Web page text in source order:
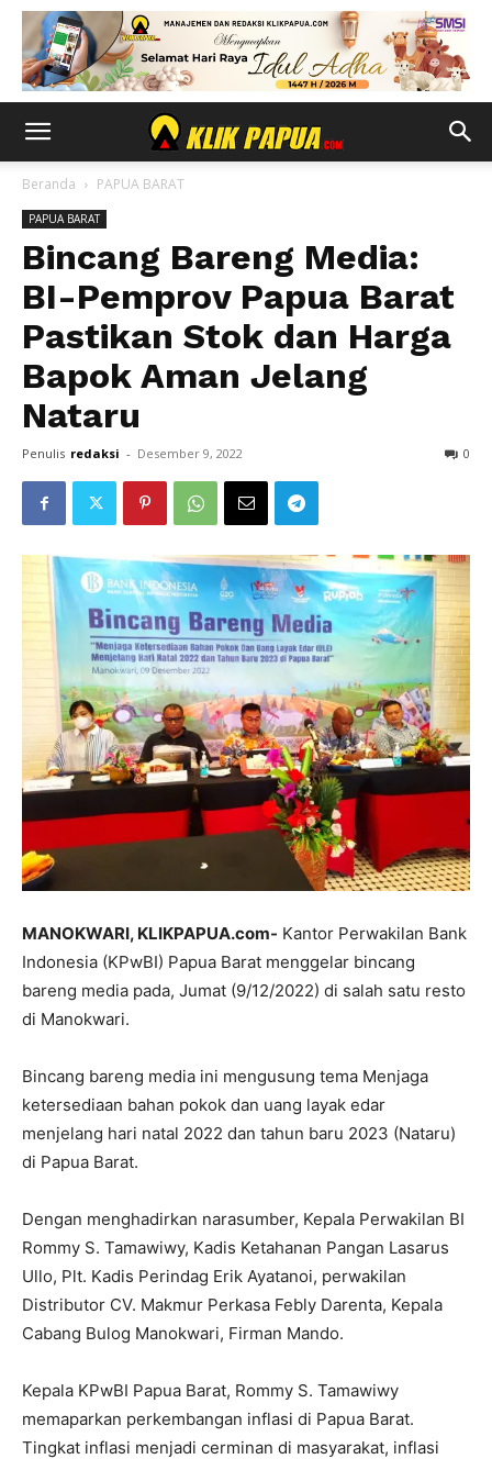
Beranda PAPUA BARAT
PAPUA BARAT
Bincang Bareng Media:
BI-Pemprov Papua Barat
Pastikan Stok dan Harga
Bapok Aman Jelang
Nataru
Penulis redaksi - Desember 9, 2022 0
MANOKWARI, KLIKPAPUA.com- Kantor Perwakilan Bank
Indonesia (KPwBI) Papua Barat menggelar bincang
bareng media pada, Jumat (9/12/2022) di salah satu resto
di Manokwari.
Bincang bareng media ini mengusung tema Menjaga
ketersediaan bahan pokok dan uang layak edar
menjelang hari natal 2022 dan tahun baru 2023 (Nataru)
di Papua Barat.
Dengan menghadirkan narasumber, Kepala Perwakilan BI
Rommy S. Tamawiwy, Kadis Ketahanan Pangan Lasarus
Ullo, Plt. Kadis Perindag Erik Ayatanoi, perwakilan
Distributor CV. Makmur Perkasa Febly Darenta, Kepala
Cabang Bulog Manokwari, Firman Mando.
Kepala KPwBI Papua Barat, Rommy S. Tamawiwy
memaparkan perkembangan inflasi di Papua Barat.
Tingkat inflasi menjadi cerminan di masyarakat, inflasi